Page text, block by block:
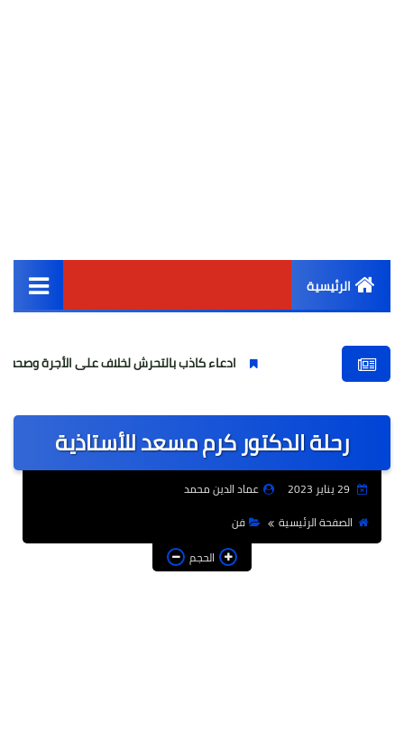
الرئيسية
أخبار مصر
عالمى
الرياضة
فن
ادعاء كاذب بالتحرش لخلاف على الأجرة وصحفية وهمية
رحلة الدكتور كرم مسعد للأستاذية
عماد الدين محمد
الصفحة الرئيسية
فن
الحجم